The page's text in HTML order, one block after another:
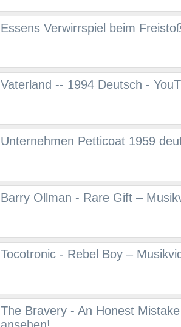
Essens Verwirrspiel beim
Vaterland -- 1994 Deutsch -
Unternehmen Petticoat 1959
Barry Ollman - Rare Gift –
Tocotronic - Rebel Boy –
The Bravery - An Honest